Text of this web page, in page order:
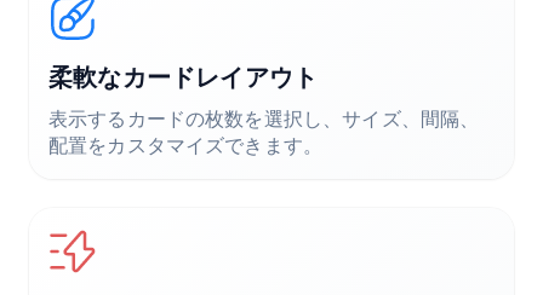
柔軟なカードレイアウト
表示するカードの枚数を選択し、サイズ、間隔、
配置をカスタマイズできます。